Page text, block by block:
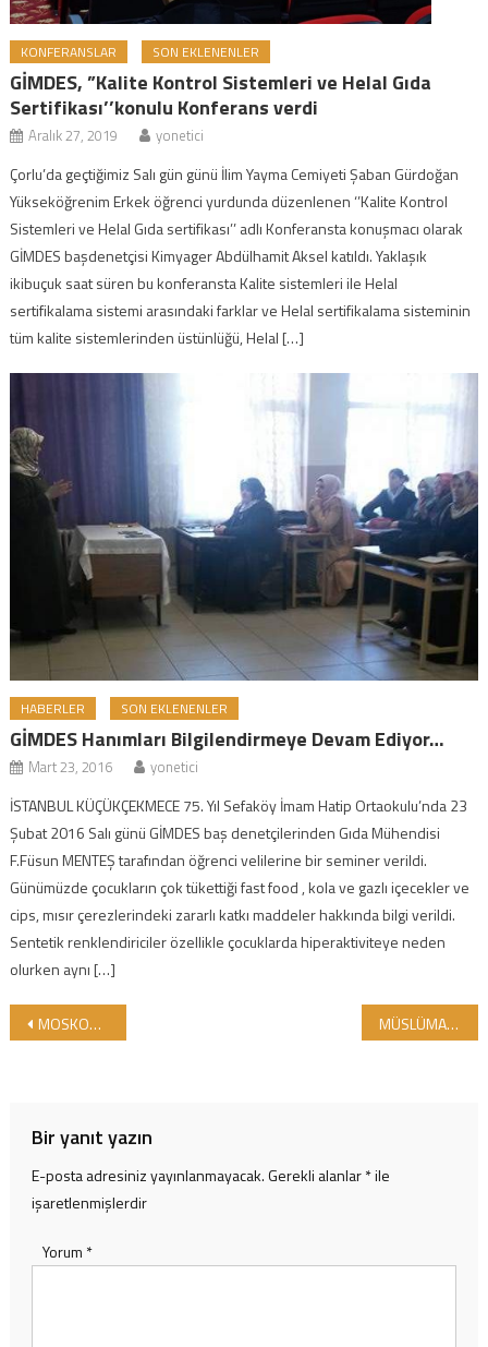
KONFERANSLAR SON EKLENENLER
GİMDES, ”Kalite Kontrol Sistemleri ve Helal Gıda
Sertifikası’’konulu Konferans verdi
Aralık 27, 2019 yonetici
Çorlu’da geçtiğimiz Salı gün günü İlim Yayma Cemiyeti Şaban Gürdoğan
Yükseköğrenim Erkek öğrenci yurdunda düzenlenen ‘’Kalite Kontrol
Sistemleri ve Helal Gıda sertifikası’’ adlı Konferansta konuşmacı olarak
GİMDES başdenetçisi Kimyager Abdülhamit Aksel katıldı. Yaklaşık
ikibuçuk saat süren bu konferansta Kalite sistemleri ile Helal
sertifikalama sistemi arasındaki farklar ve Helal sertifikalama sisteminin
tüm kalite sistemlerinden üstünlüğü, Helal […]
HABERLER SON EKLENENLER
GİMDES Hanımları Bilgilendirmeye Devam Ediyor…
Mart 23, 2016 yonetici
İSTANBUL KÜÇÜKÇEKMECE 75. Yıl Sefaköy İmam Hatip Ortaokulu’nda 23
Şubat 2016 Salı günü GİMDES baş denetçilerinden Gıda Mühendisi
F.Füsun MENTEŞ tarafından öğrenci velilerine bir seminer verildi.
Günümüzde çocukların çok tükettiği fast food , kola ve gazlı içecekler ve
cips, mısır çerezlerindeki zararlı katkı maddeler hakkında bilgi verildi.
Sentetik renklendiriciler özellikle çocuklarda hiperaktiviteye neden
olurken aynı […]
Yazı gezinmesi
MOSKOVA HELAL EXPO 2013 MÜSLÜMAN TÜRKİYENİN YÜZ AKLARINA YENİ BİR ÜYE DAHA KATILDI… SEYDİŞEHİR HALAL DUNYA MARKETİ HİZMETE DUALARLA BAŞLADI…
Bir yanıt yazın
E-posta adresiniz yayınlanmayacak.Gerekli alanlar*ile
işaretlenmişlerdir
Yorum *